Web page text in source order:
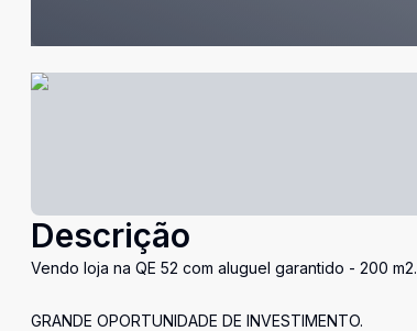
Descrição
Vendo loja na QE 52 com aluguel garantido - 200 m2.
GRANDE OPORTUNIDADE DE INVESTIMENTO.